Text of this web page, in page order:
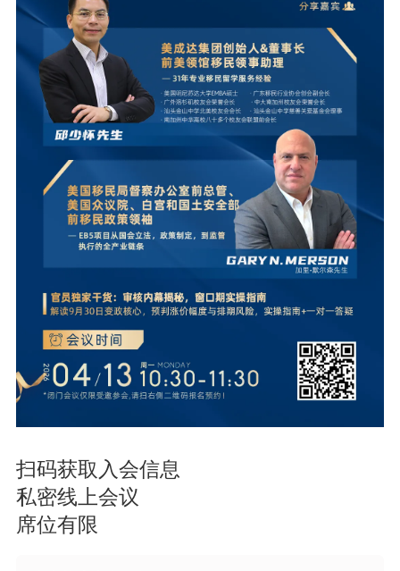
扫码获取入会信息
私密线上会议
席位有限